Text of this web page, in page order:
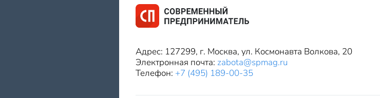
Адрес: 127299, г. Москва, ул. Космонавта Волкова, 20
Электронная почта: zabota@spmag.ru
Телефон: +7 (495) 189-00-35